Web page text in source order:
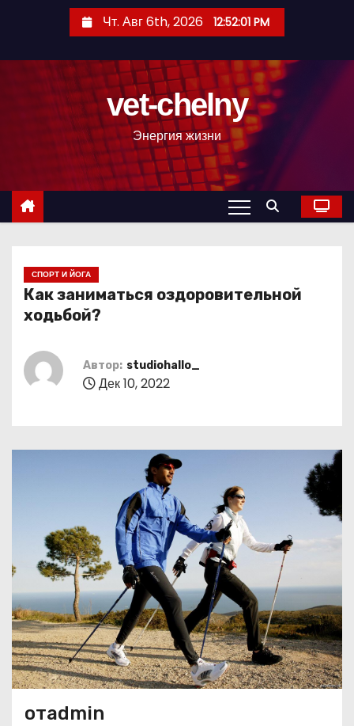
с
Чт. Авг 6th, 2026 12:52:02 PM
vet-chelny
Энергия жизни
СПОРТ И ЙОГА
Как заниматься оздоровительной
ходьбой?
Автор: studiohallo_
Дек 10, 2022
отadmin